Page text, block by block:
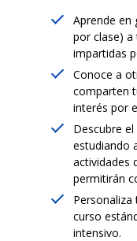
Aprende en
por clase) a
impartidas
Conoce a
comparten
interés por
Descubre
estudiando
actividades
permitirán
Personaliza
curso
intensivo.